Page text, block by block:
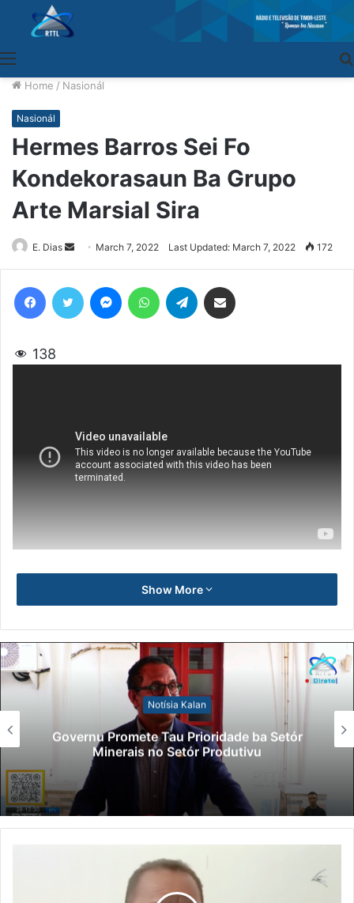
Home / Nasionál
Nasionál
Hermes Barros Sei Fo
Kondekorasaun Ba Grupo
Arte Marsial Sira
E. Dias
Send
an
March 7, 2022 Last Updated: March 7, 2022 172
138
Show More
Notísia Kalan
Governu Promete Tau Prioridade ba Setór
Minerais no Setór Produtivu